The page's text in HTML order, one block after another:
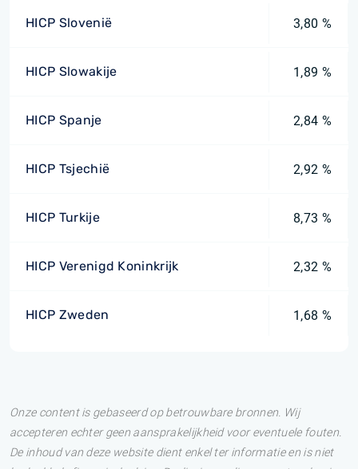
HICP Slovenië 3,80 %
HICP Slowakije 1,89 %
HICP Spanje 2,84 %
HICP Tsjechië 2,92 %
HICP Turkije 8,73 %
HICP Verenigd Koninkrijk 2,32 %
HICP Zweden 1,68 %
Onze content is gebaseerd op betrouwbare bronnen. Wij
accepteren echter geen aansprakelijkheid voor eventuele fouten.
De inhoud van deze website dient enkel ter informatie en is niet